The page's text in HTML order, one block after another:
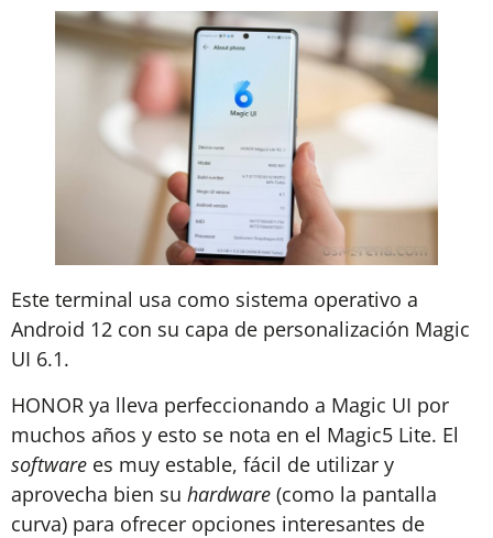
Este terminal usa como sistema operativo a
Android 12 con su capa de personalización Magic
UI 6.1.
HONOR ya lleva perfeccionando a Magic UI por
muchos años y esto se nota en el Magic5 Lite. El
software es muy estable, fácil de utilizar y
aprovecha bien su hardware (como la pantalla
curva) para ofrecer opciones interesantes de